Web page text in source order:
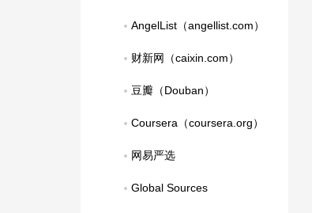
AngelList（angellist.com）
财新网（caixin.com）
豆瓣（Douban）
Coursera（coursera.org）
网易严选
Global Sources